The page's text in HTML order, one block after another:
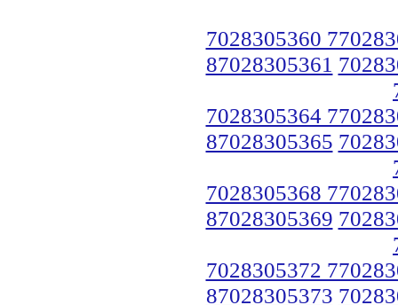
7028305360
87028305361
7028305364
87028305365
7028305368
87028305369
7028305372
87028305373